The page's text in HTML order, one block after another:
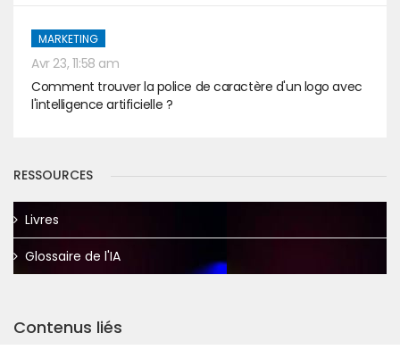
MARKETING
Avr 23, 11:58 am
Comment trouver la police de caractère d'un logo avec
l'intelligence artificielle ?
RESSOURCES
Livres
Glossaire de l'IA
Contenus liés